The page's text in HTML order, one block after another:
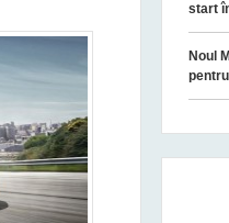
start
Noul